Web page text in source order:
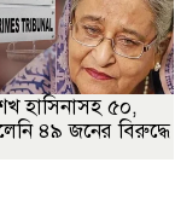
হাসিনাসহ ৫০,
৪৯ জনের বিরুদ্ধে